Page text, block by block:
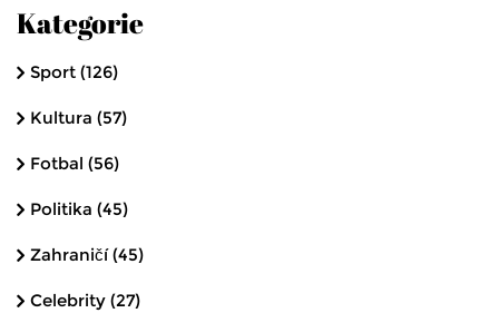
Kategorie
Sport (126)
Kultura (57)
Fotbal (56)
Politika (45)
Zahraničí(45)
Celebrity (27)